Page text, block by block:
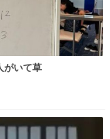
がいて草